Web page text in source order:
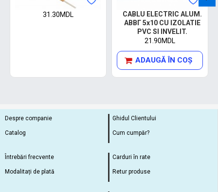
31.30MDL
CABLU ELECTRIC ALUM.
AВВГ 5х10 CU IZOLATIE
PVC SI INVELIT.
21.90MDL
ADAUGĂ ÎN COŞ
Despre companie
Catalog
Ghidul Clientului
Cum cumpăr?
Întrebări frecvente
Modalitați de plată
Carduri în rate
Retur produse